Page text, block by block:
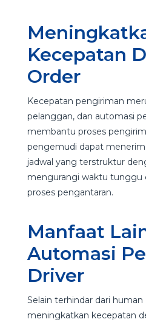
Kecepatan
Order
Kecepatan pengiriman
pelanggan, dan automasi
membantu proses
pengemudi dapat
jadwal yang terstruktur
mengurangi waktu tunggu
proses pengantaran.
Manfaat
Automasi
Driver
Selain terhindar dari human
meningkatkan kecepatan